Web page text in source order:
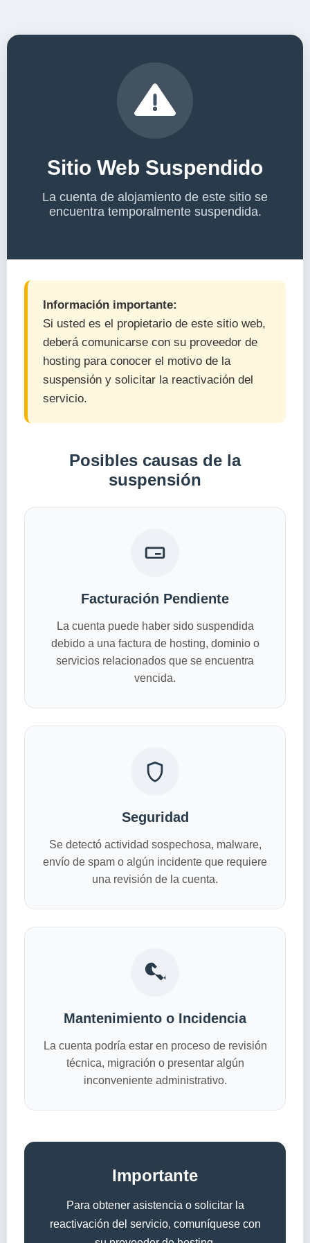
Sitio Web Suspendido
La cuenta de alojamiento de este sitio se
encuentra temporalmente suspendida.
Información importante:
Si usted es el propietario de este sitio web,
deberá comunicarse con su proveedor de
hosting para conocer el motivo de la
suspensión y solicitar la reactivación del
servicio.
Posibles causas de la
suspensión
Facturación Pendiente
La cuenta puede haber sido suspendida
debido a una factura de hosting, dominio o
servicios relacionados que se encuentra
vencida.
Seguridad
Se detectó actividad sospechosa, malware,
envío de spam o algún incidente que requiere
una revisión de la cuenta.
Mantenimiento o Incidencia
La cuenta podría estar en proceso de revisión
técnica, migración o presentar algún
inconveniente administrativo.
Importante
Para obtener asistencia o solicitar la
reactivación del servicio, comuníquese con